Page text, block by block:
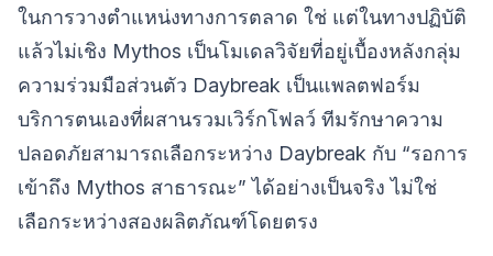
ในการวางตำแหน่งทางการตลาด ใช่ แต่ในทางปฏิบัติ
แล้วไม่เชิง Mythos เป็นโมเดลวิจัยที่อยู่เบื้องหลังกลุ่ม
ความร่วมมือส่วนตัว Daybreak เป็นแพลตฟอร์ม
บริการตนเองที่ผสานรวมเวิร์กโฟลว์ ทีมรักษาความ
ปลอดภัยสามารถเลือกระหว่าง Daybreak กับ “รอการ
เข้าถึง Mythos สาธารณะ” ได้อย่างเป็นจริง ไม่ใช่
เลือกระหว่างสองผลิตภัณฑ์โดยตรง